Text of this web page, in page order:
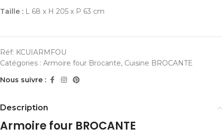
Taille : L 68 x H 205 x P 63 cm
Réf: KCUIARMFOU
Catégories : Armoire four Brocante, Cuisine BROCANTE
Nous suivre :
Description
Armoire four BROCANTE